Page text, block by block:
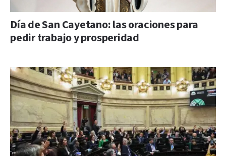
Día de San Cayetano: las oraciones para
pedir trabajo y prosperidad